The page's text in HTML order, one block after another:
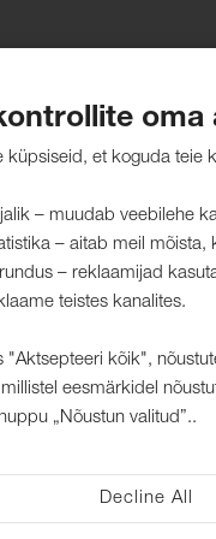
Hooldusjuhised
oma
küpsiseid, et koguda teie
– muudab veebilehe
– aitab meil mõista,
– reklaamijad
teistes kanalites.
"Aktsepteeri kõik",
eesmärkidel
„Nõustun valitud”..
Decline All